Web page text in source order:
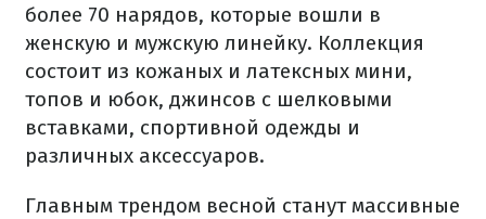
более 70 нарядов, которые вошли в
женскую и мужскую линейку. Коллекция
состоит из кожаных и латексных мини,
топов и юбок, джинсов с шелковыми
вставками, спортивной одежды и
различных аксессуаров.
Главным трендом весной станут массивные